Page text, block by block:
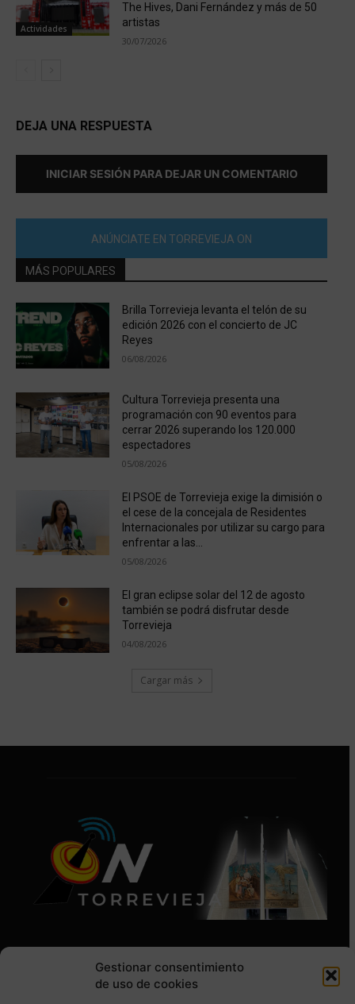
Gestionar consentimiento
de uso de cookies
Actividades
The Hives, Dani Fernández y más de 50
artistas
30/07/2026
DEJA UNA RESPUESTA
INICIAR SESIÓN PARA DEJAR UN COMENTARIO
ANÚNCIATE EN TORREVIEJA ON
MÁS POPULARES
Brilla Torrevieja levanta el telón de su
edición 2026 con el concierto de JC
Reyes
06/08/2026
Cultura Torrevieja presenta una
programación con 90 eventos para
cerrar 2026 superando los 120.000
espectadores
05/08/2026
El PSOE de Torrevieja exige la dimisión o
el cese de la concejala de Residentes
Internacionales por utilizar su cargo para
enfrentar a las...
05/08/2026
El gran eclipse solar del 12 de agosto
también se podrá disfrutar desde
Torrevieja
04/08/2026
Cargar más